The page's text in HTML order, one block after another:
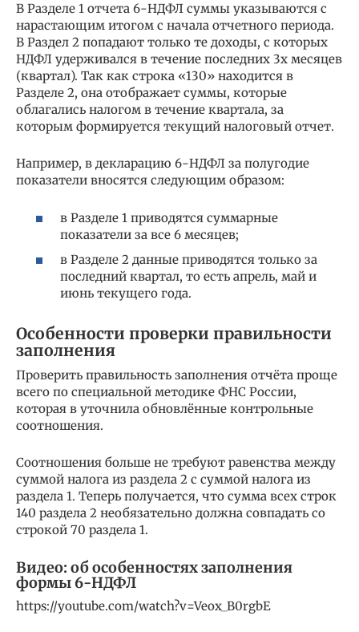
В Разделе 1 отчета 6-НДФЛ суммы указываются с
нарастающим итогом с начала отчетного периода.
В Раздел 2 попадают только те доходы, с которых
НДФЛ удерживался в течение последних 3х месяцев
(квартал). Так как строка «130» находится в
Разделе 2, она отображает суммы, которые
облагались налогом в течение квартала, за
которым формируется текущий налоговый отчет.
Например, в декларацию 6-НДФЛ за полугодие
показатели вносятся следующим образом:
в Разделе 1 приводятся суммарные
показатели за все 6 месяцев;
в Разделе 2 данные приводятся только за
последний квартал, то есть апрель, май и
июнь текущего года.
Особенности проверки правильности
заполнения
Проверить правильность заполнения отчёта проще
всего по специальной методике ФНС России,
которая в уточнила обновлённые контрольные
соотношения.
Соотношения больше не требуют равенства между
суммой налога из раздела 2 с суммой налога из
раздела 1. Теперь получается, что сумма всех строк
140 раздела 2 необязательно должна совпадать со
строкой 70 раздела 1.
Видео: об особенностях заполнения
формы 6-НДФЛ
https://youtube.com/watch?v=Veox_B0rgbE